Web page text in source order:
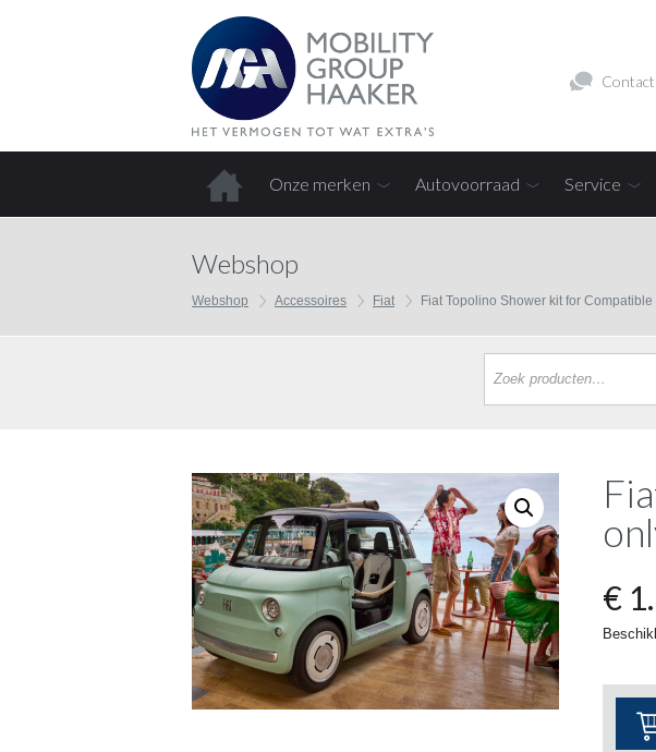
Contact
Onze merken Autovoorraad Service
Webshop
Webshop Accessoires Fiat Fiat Topolino Shower kit for
€
Fiat